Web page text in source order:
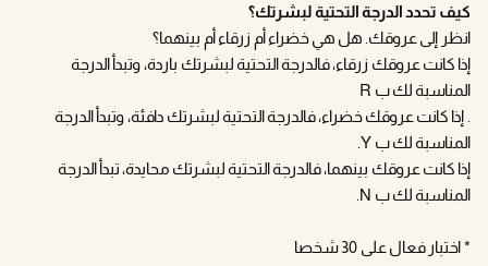
كيف تحدد الدرجة التحتية لبشرتك؟
انظر إلى عروقك. هل هي خضراء أم زرقاء أم بينهما؟
إذا كانت عروقك زرقاء، فالدرجة التحتية لبشرتك باردة، وتبدأ الدرجة
المناسبة لك ب R
. إذا كانت عروقك خضراء، فالدرجة التحتية لبشرتك دافئة، وتبدأ الدرجة
المناسبة لك ب Y.
إذا كانت عروقك بينهما، فالدرجة التحتية لبشرتك محايدة، تبدأ الدرجة
المناسبة لك ب N.
* اختبار فعال على 30 شخصا